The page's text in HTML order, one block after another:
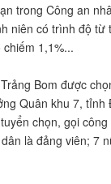
trong Công an
niên có trình độ
1,1%...
Bom được
Quân khu 7,
chọn, gọi
là đảng viên; 7